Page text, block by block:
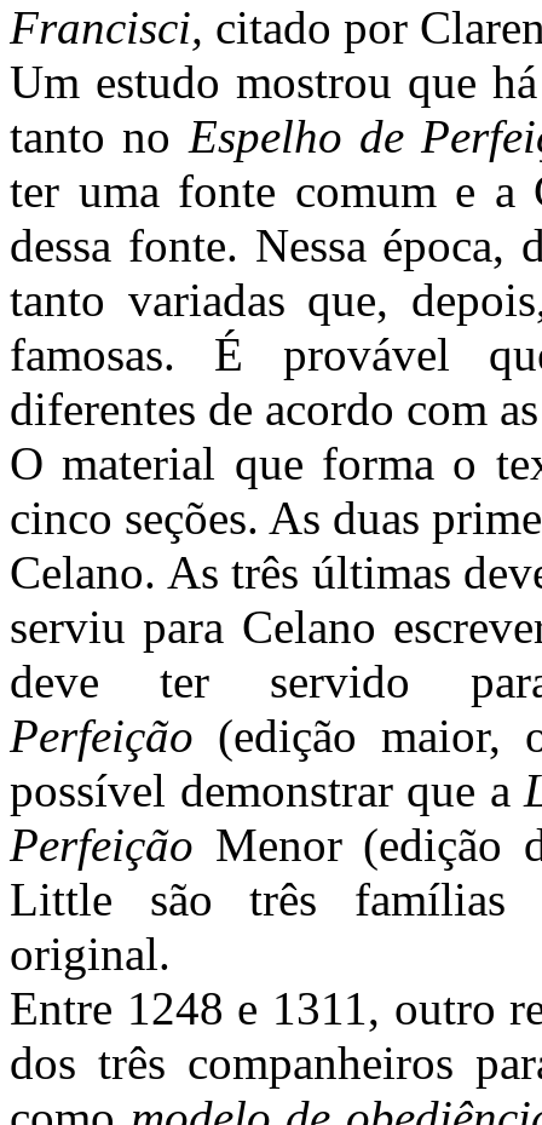
Francisci, citado por
Um estudo mostrou que
tanto no Espelho de
ter uma fonte comum e
dessa fonte. Nessa
tanto variadas que,
famosas. É provável
diferentes de acordo com
O material que forma o
cinco seções. As duas
Celano. As três últimas
serviu para Celano
deve ter servido
Perfeição (edição maior,
possível demonstrar que a
Perfeição Menor (edição
Little são três famílias
original.
Entre 1248 e 1311, outro
dos três companheiros